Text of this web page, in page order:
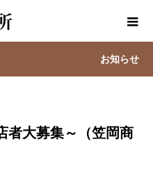
お知らせ
者大募集～（笠岡商